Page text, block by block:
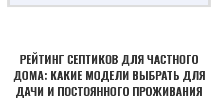
РЕЙТИНГ СЕПТИКОВ ДЛЯ ЧАСТНОГО
ДОМА: КАКИЕ МОДЕЛИ ВЫБРАТЬ ДЛЯ
ДАЧИ И ПОСТОЯННОГО ПРОЖИВАНИЯ